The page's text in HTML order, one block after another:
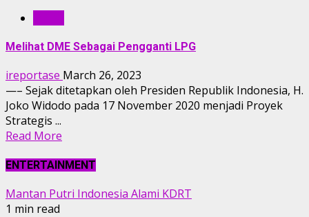
Melihat DME Sebagai Pengganti LPG
ireportase March 26, 2023
—– Sejak ditetapkan oleh Presiden Republik Indonesia, H.
Joko Widodo pada 17 November 2020 menjadi Proyek
Strategis ...
Read More
ENTERTAINMENT
Mantan Putri Indonesia Alami KDRT
1 min read